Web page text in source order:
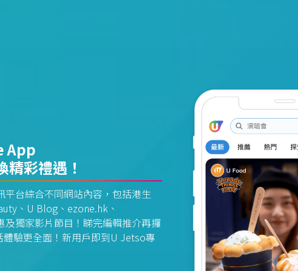
App
彩禮遇！
台綜合不同網站內容，包括港生
、U Blog、ezone.hk、
及獨家影片節目！睇完編輯推介再攞
驗更全面！新用戶即到U Jetso專